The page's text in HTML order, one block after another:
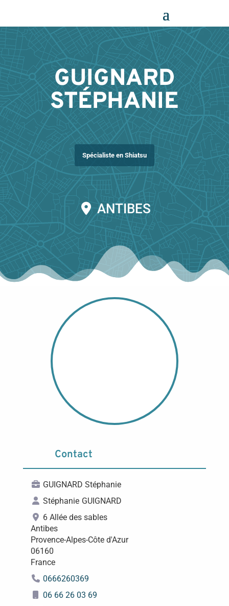
GUIGNARD
STÉPHANIE
Spécialiste en Shiatsu
ANTIBES
Contact
GUIGNARD Stéphanie
Stéphanie GUIGNARD
6 Allée des sables
Antibes
Provence-Alpes-Côte d'Azur
06160
France
0666260369
06 66 26 03 69